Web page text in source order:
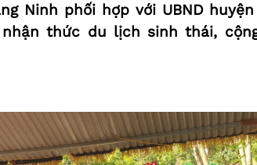
Ninh phối hợp với UBND
thức du lịch sinh thái,